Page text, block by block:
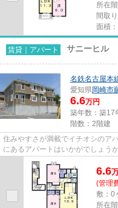
所在
間取
面積
賃貸｜アパート サニーヒル
名鉄名古屋本
愛知県岡崎市
6.6万円
築年数：築17
階数：2階建
住みやすさが満載でイチオシのア
にあるアパートはいかがでしょう
ル」です。セレクトホームで住...
6.6
(管理
敷：0
所在